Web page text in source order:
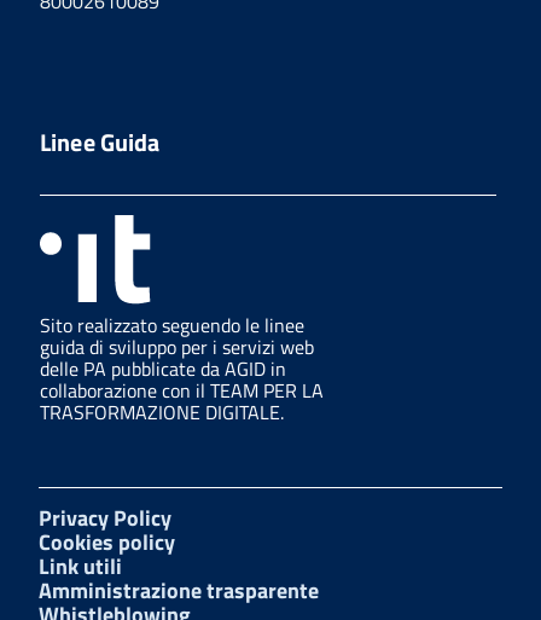
Linee Guida
Sito realizzato seguendo le linee
guida di sviluppo per i servizi web
delle PA pubblicate da AGID in
collaborazione con il TEAM PER LA
TRASFORMAZIONE DIGITALE.
Privacy Policy
Cookies policy
Link utili
Amministrazione trasparente